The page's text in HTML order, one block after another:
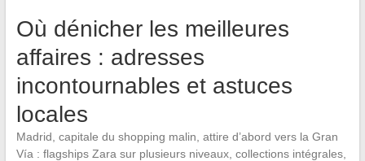
Où dénicher les meilleures
affaires : adresses
incontournables et astuces
locales
Madrid, capitale du shopping malin, attire d’abord vers la Gran
Vía : flagships Zara sur plusieurs niveaux, collections intégrales,